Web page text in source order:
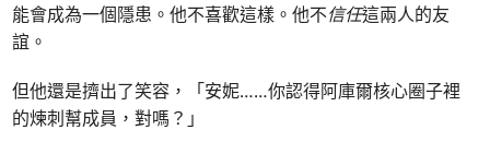
能會成為一個隱患。他不喜歡這樣。他不信任這兩人的友
誼。
但他還是擠出了笑容，「安妮……你認得阿庫爾核心圈子裡
的煉刺幫成員，對嗎？」